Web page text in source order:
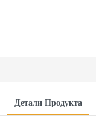
Детали Продукта